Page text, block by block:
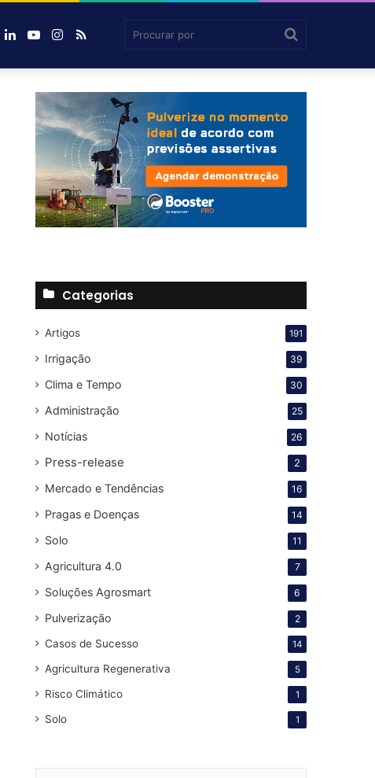
Agrosmart
RSS
Instagram
YouTube
Linkedin
Facebook
Categorias
Artigos 191
Irrigação 39
Clima e Tempo 30
Administração 25
Notícias 26
Press-release 2
Mercado e Tendências 16
Pragas e Doenças 14
Solo 11
Agricultura 4.0 7
Soluções Agrosmart 6
Pulverização 2
Casos de Sucesso 14
Agricultura Regenerativa 5
Risco Climático 1
Solo 1